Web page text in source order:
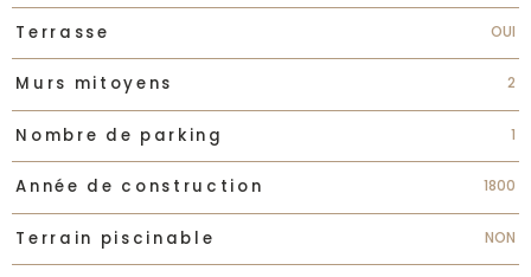
Terrasse OUI
Murs mitoyens 2
Nombre de parking 1
Année de construction 1800
Terrain piscinable NON